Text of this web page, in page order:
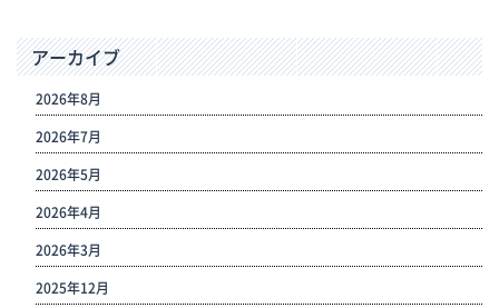
アーカイブ
2026年8月
2026年7月
2026年5月
2026年4月
2026年3月
2025年12月